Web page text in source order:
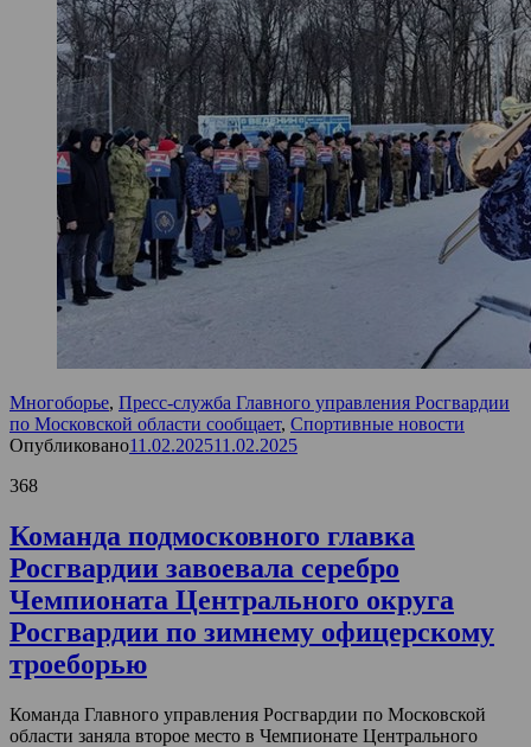
Многоборье, Пресс-служба Главного управления Росгвардии
по Московской области сообщает, Спортивные новости
Опубликовано11.02.202511.02.2025
368
Команда подмосковного главка
Росгвардии завоевала серебро
Чемпионата Центрального округа
Росгвардии по зимнему офицерскому
троеборью
Команда Главного управления Росгвардии по Московской
области заняла второе место в Чемпионате Центрального